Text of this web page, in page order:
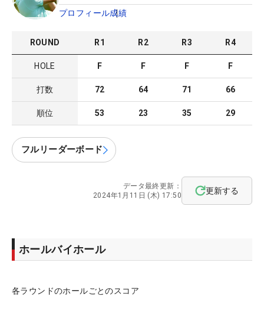
プロフィール成績
ROUND R1 R2 R3 R4
HOLE F F F F
打数 72 64 71 66
順位 53 23 35 29
フルリーダーボード
データ最終更新：
2024年1月11日 (木) 17:50
更新する
ホールバイホール
各ラウンドのホールごとのスコア